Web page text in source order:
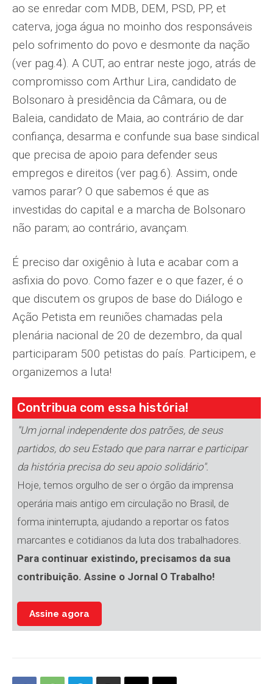
ao se enredar com MDB, DEM, PSD, PP, et
caterva, joga água no moinho dos responsáveis
pelo sofrimento do povo e desmonte da nação
(ver pag.4). A CUT, ao entrar neste jogo, atrás de
compromisso com Arthur Lira, candidato de
Bolsonaro à presidência da Câmara, ou de
Baleia, candidato de Maia, ao contrário de dar
confiança, desarma e confunde sua base sindical
que precisa de apoio para defender seus
empregos e direitos (ver pag.6). Assim, onde
vamos parar? O que sabemos é que as
investidas do capital e a marcha de Bolsonaro
não param; ao contrário, avançam.
É preciso dar oxigênio à luta e acabar com a
asfixia do povo. Como fazer e o que fazer, é o
que discutem os grupos de base do Diálogo e
Ação Petista em reuniões chamadas pela
plenária nacional de 20 de dezembro, da qual
participaram 500 petistas do país. Participem, e
organizemos a luta!
Contribua com essa história!
"Um jornal independente dos patrões, de seus
partidos, do seu Estado que para narrar e participar
da história precisa do seu apoio solidário".
Hoje, temos orgulho de ser o órgão da imprensa
operária mais antigo em circulação no Brasil, de
forma ininterrupta, ajudando a reportar os fatos
marcantes e cotidianos da luta dos trabalhadores.
Para continuar existindo, precisamos da sua
contribuição. Assine o Jornal O Trabalho!
Assine agora